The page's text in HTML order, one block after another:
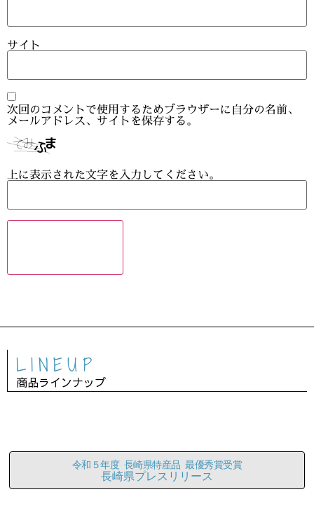
サイト
次回のコメントで使用するためブラウザーに自分の名前、
メールアドレス、サイトを保存する。
上に表示された文字を入力してください。
LINEUP
商品ラインナップ
令和５年度 長崎県特産品 最優秀賞受賞
長崎県プレスリリース